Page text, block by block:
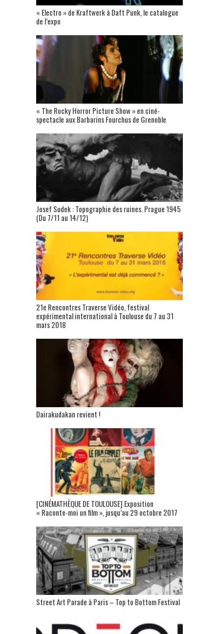
« Electro » de Kraftwerk à Daft Punk, le catalogue
de l’expo
« The Rocky Horror Picture Show » en ciné-
spectacle aux Barbarins Fourchus de Grenoble
Josef Sudek : Topographie des ruines. Prague 1945
(Du 7/11 au 14/12)
21e Rencontres Traverse Vidéo, festival
expérimental international à Toulouse du 7 au 31
mars 2018
Dairakudakan revient !
[CINÉMATHÈQUE DE TOULOUSE] Exposition
« Raconte-moi un film », jusqu’au 29 octobre 2017
Street Art Parade à Paris – Top to Bottom Festival